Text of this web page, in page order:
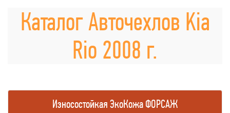
Каталог Авточехлов Kia
Rio 2008 г.
Износостойкая ЭкоКожа ФОРСАЖ